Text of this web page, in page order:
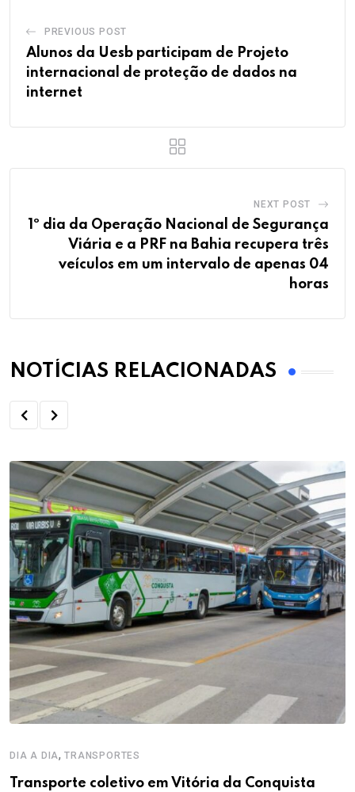
PREVIOUS POST
Alunos da Uesb participam de Projeto
internacional de proteção de dados na
internet
NEXT POST
1º dia da Operação Nacional de Segurança
Viária e a PRF na Bahia recupera três
veículos em um intervalo de apenas 04
horas
NOTÍCIAS RELACIONADAS
DIA A DIA,TRANSPORTES
Transporte coletivo em Vitória da Conquista